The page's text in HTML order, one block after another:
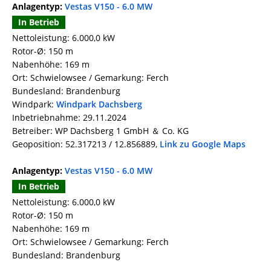
Anlagentyp: Vestas V150 - 6.0 MW
In Betrieb
Nettoleistung: 6.000,0 kW
Rotor-Ø: 150 m
Nabenhöhe: 169 m
Ort: Schwielowsee / Gemarkung: Ferch
Bundesland: Brandenburg
Windpark: Windpark Dachsberg
Inbetriebnahme: 29.11.2024
Betreiber: WP Dachsberg 1 GmbH ＆ Co. KG
Geoposition: 52.317213 / 12.856889, Link zu Google Maps
Anlagentyp: Vestas V150 - 6.0 MW
In Betrieb
Nettoleistung: 6.000,0 kW
Rotor-Ø: 150 m
Nabenhöhe: 169 m
Ort: Schwielowsee / Gemarkung: Ferch
Bundesland: Brandenburg